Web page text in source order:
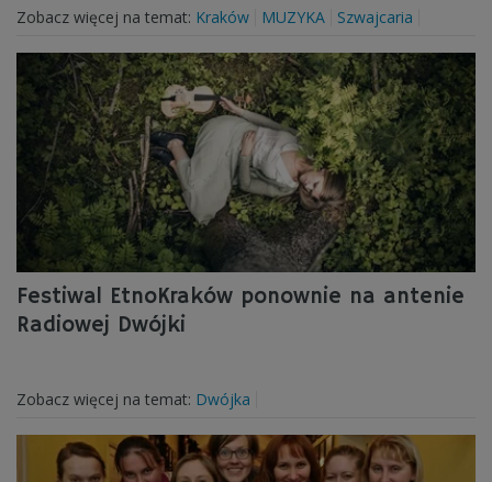
Zobacz więcej na temat: Kraków MUZYKA Szwajcaria
Festiwal EtnoKraków ponownie na antenie
Radiowej Dwójki
Zobacz więcej na temat: Dwójka